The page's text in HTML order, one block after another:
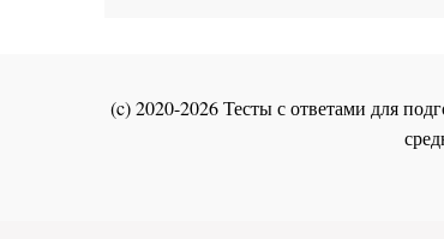
(c) 2020-2026 Тесты с ответами для